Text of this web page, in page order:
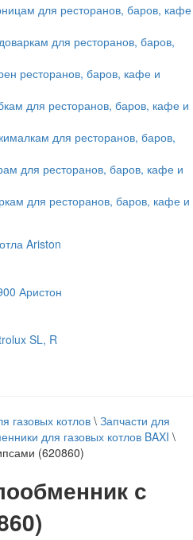
для ресторанов, баров, кафе
для ресторанов, баров,
ресторанов, баров, кафе и
для ресторанов, баров, кафе и
для ресторанов, баров,
для ресторанов, баров, кафе и
для ресторанов, баров, кафе и
Ariston
Аристон
SL, R
газовых котлов \ Запчасти для
для газовых котлов BAXI \
(620860)
с